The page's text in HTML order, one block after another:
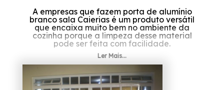
A empresas que fazem porta de alumínio
branco sala Caierias é um produto versátil
que encaixa muito bem no ambiente da
cozinha porque a limpeza desse material
pode ser feita com facilidade.
Quer conhecer empresas que
fazem porta de alumínio
Ler Mais...